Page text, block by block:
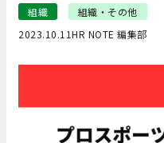
組織
組織・その他
2023.10.11HR NOTE 編集部